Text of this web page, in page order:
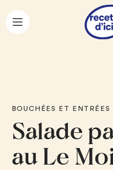
Aller au contenu principal
BOUCHÉES ET ENTRÉES
Salade
au Le